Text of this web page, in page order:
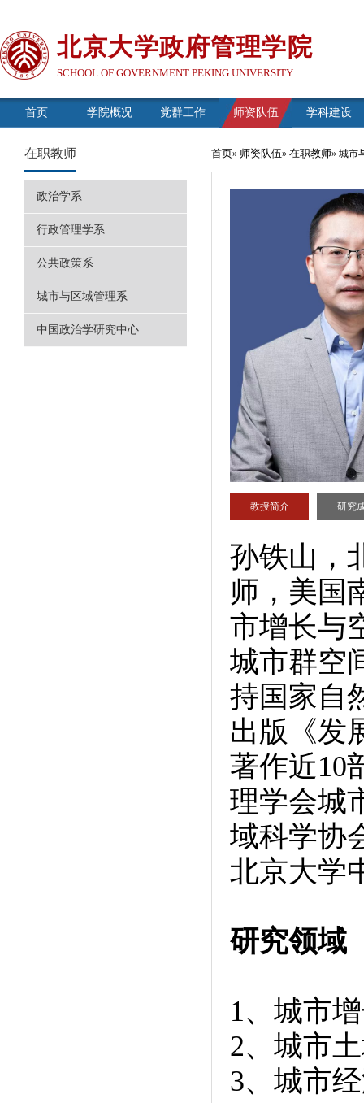
北京大学政府管理学院
SCHOOL OF GOVERNMENT PEKING UNIVERSITY
首页 学院概况 党群工作 师资队伍 学科建设
在职教师
政治学系
行政管理学系
公共政策系
城市与区域管理系
中国政治学研究中心
首页» 师资队伍» 在职教师» 城市
教授简介 研究
孙铁山，
师，美国
市增长与
城市群空
持国家自
出版《发
著作近10
理学会城
域科学协
北京大学
研究领域
1、城市
2、城市
3、城市